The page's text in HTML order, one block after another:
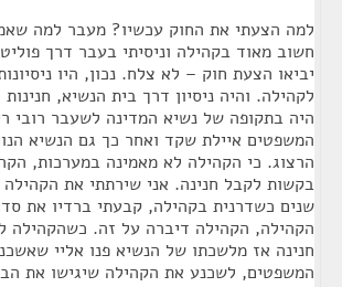
למה הצעתי את החוק עכשיו? מעבר למה
חשוב מאוד בקהילה וניסיתי בעבר דרך
יביאו הצעת חוק – לא צלח. נכון, היו
לקהילה. והיה ניסיון דרך בית הנשיא,
היה בתקופה של נשיא המדינה לשעבר רובי
המשפטים איילת שקד ואחר כך גם הנשיא
הרצוג. כי הקהילה לא מאמינה במערכות,
שנים כשדרנית בקהילה, קבעתי ברדיו את
הקהילה, הקהילה דיברה על זה. כשהקהילה
חנינה אז מלשכתו של הנשיא פנו אליי
המשפטים, לשכנע את הקהילה שיגישו את